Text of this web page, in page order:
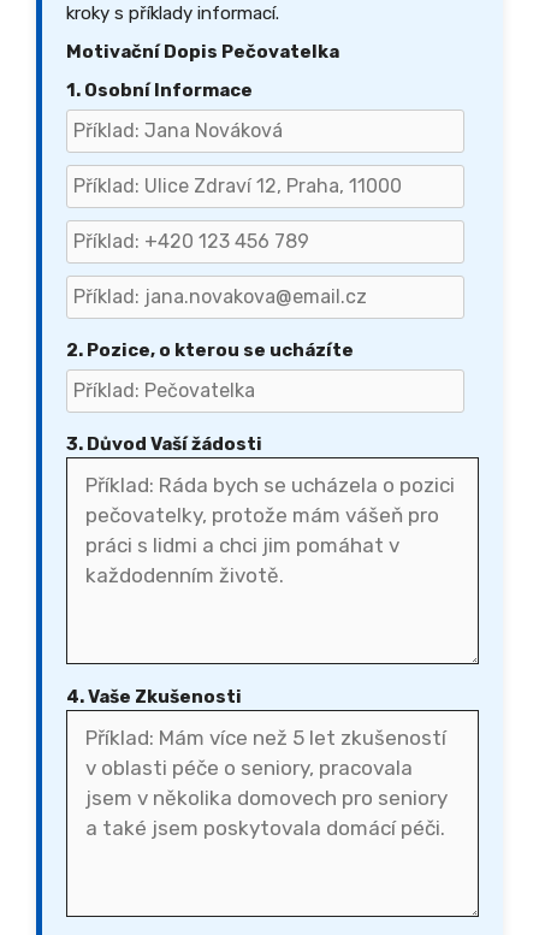
kroky s příklady informací.
Motivační Dopis Pečovatelka
1. Osobní Informace
2. Pozice, o kterou se ucházíte
3. Důvod Vaší žádosti
4. Vaše Zkušenosti